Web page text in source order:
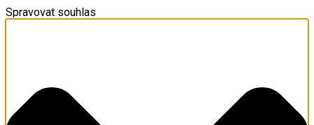
Spravovat souhlas